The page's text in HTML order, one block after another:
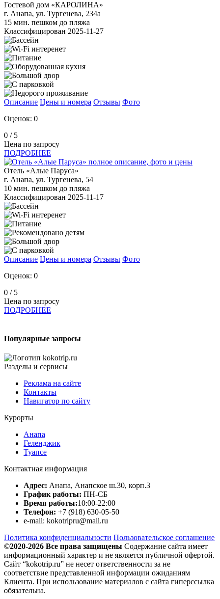
Гостевой дом «КАРОЛИНА»
г. Анапа, ул. Тургенева, 234а
15 мин. пешком до пляжа
Классифицирован 2025-11-27
Описание Цены и номера Отзывы Фото
Оценок: 0
0 / 5
Цена по запросу
ПОДРОБНЕЕ
Отель «Алые Паруса»
г. Анапа, ул. Тургенева, 54
10 мин. пешком до пляжа
Классифицирован 2025-11-17
Описание Цены и номера Отзывы Фото
Оценок: 0
0 / 5
Цена по запросу
ПОДРОБНЕЕ
Популярные запросы
Разделы и сервисы
Реклама на сайте
Контакты
Навигатор по сайту
Курорты
Анапа
Геленджик
Туапсе
Контактная информация
Адрес: Анапа, Анапское ш.30, корп.3
График работы: ПН-СБ
Время работы:10:00-22:00
Телефон: +7 (918) 630-05-50
e-mail: kokotripru@mail.ru
Политика конфиденциальности Пользовательское соглашение
©2020-2026 Все права защищены Содержание сайта имеет
информационный характер и не является публичной офертой.
Сайт “kokotrip.ru” не несет ответственности за не
соответствие представленной информации ожиданиям
Клиента. При использование материалов с сайта гиперссылка
обязательна.